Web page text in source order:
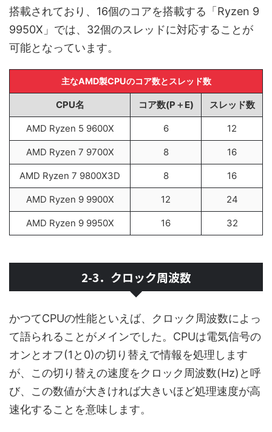
搭載されており、16個のコアを搭載する「Ryzen 9
9950X」では、32個のスレッドに対応することが
可能となっています。
主なAMD製CPUのコア数とスレッド数
CPU名 コア数(P＋E) スレッド数
AMD Ryzen 5 9600X 6 12
AMD Ryzen 7 9700X 8 16
AMD Ryzen 7 9800X3D 8 16
AMD Ryzen 9 9900X 12 24
AMD Ryzen 9 9950X 16 32
2-3．クロック周波数
かつてCPUの性能といえば、クロック周波数によっ
て語られることがメインでした。CPUは電気信号の
オンとオフ(1と0)の切り替えで情報を処理します
が、この切り替えの速度をクロック周波数(Hz)と呼
び、この数値が大きければ大きいほど処理速度が高
速化することを意味します。